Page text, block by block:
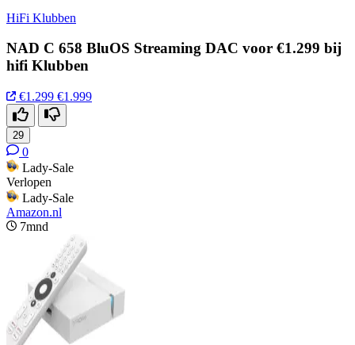
HiFi Klubben
NAD C 658 BluOS Streaming DAC voor €1.299 bij
hifi Klubben
€1.299 €1.999
29
0
Lady-Sale
Verlopen
Lady-Sale
Amazon.nl
7mnd